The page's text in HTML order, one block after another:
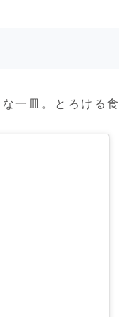
一皿。とろける